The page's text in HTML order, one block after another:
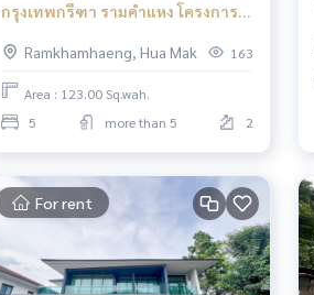
กรุงเทพกรีฑา รามคำแหง โครงการ
Ramkhamhaeng, Hua Mak
163
Area : 123.00 Sq.wah.
5
more than 5 2
For rent